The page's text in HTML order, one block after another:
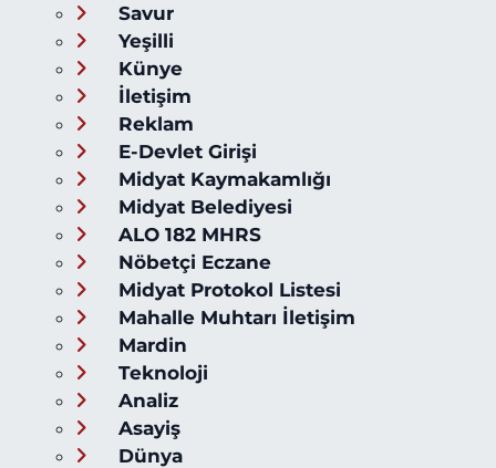
Savur
Yeşilli
Künye
İletişim
Reklam
E-Devlet Girişi
Midyat Kaymakamlığı
Midyat Belediyesi
ALO 182 MHRS
Nöbetçi Eczane
Midyat Protokol Listesi
Mahalle Muhtarı İletişim
Mardin
Teknoloji
Analiz
Asayiş
Dünya